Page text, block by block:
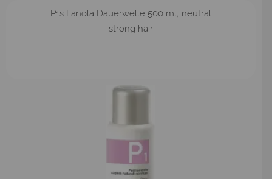
P1s Fanola Dauerwelle 500 ml, neutral
strong hair